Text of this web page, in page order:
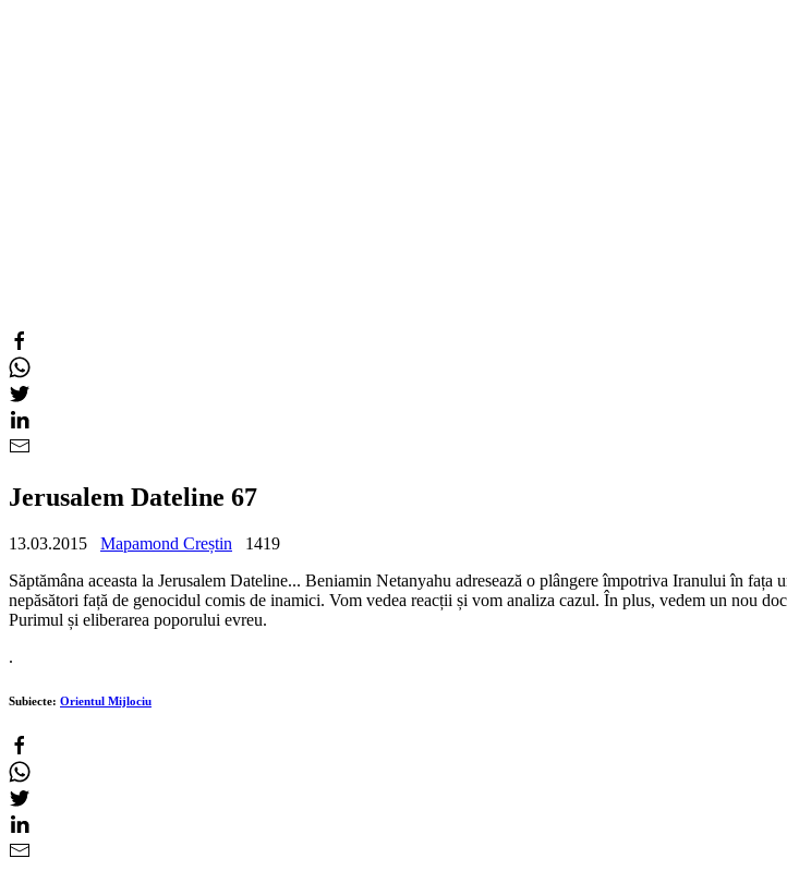
Jerusalem Dateline 67
13.03.2015 Mapamond Creștin
1419
Săptămâna aceasta la Jerusalem Dateline... Beniamin Netanyahu adresează o plângere împotriva Iranului în
nepăsători față de genocidul comis de inamici. Vom vedea reacții și vom analiza cazul. În plus, vedem un nou
Purimul și eliberarea poporului evreu.
.
Subiecte: Orientul Mijlociu